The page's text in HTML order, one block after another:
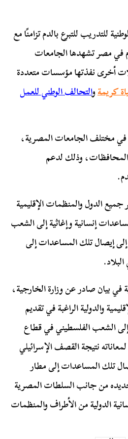
للتدريب للتبرع بالدم تزامنًا مع
في مصر تشهدها الجامعات
أخرى نفذتها مؤسسات متعددة
كريمةوالتحالف الوطني للعمل
في مختلف الجامعات المصرية،
وذلك لدعم
الدول والمنظمات الإقليمية
إنسانية وإغاثية إلى الشعب
إيصال تلك المساعدات إلى
بيان صادر عن وزارة الخارجية،
والدولية الراغبة في تقديم
الشعب الفلسطيني في قطاع
نتيجة القصف الإسرائيلي
تلك المساعدات إلى مطار
من جانب السلطات المصرية
الدولية من الأطراف والمنظمات